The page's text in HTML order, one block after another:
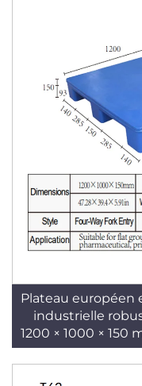
Plateau européen
industrielle
1200 × 1000 × 150